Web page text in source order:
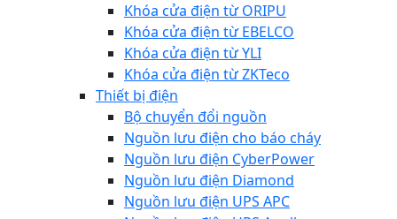
Khóa cửa điện từ ORIPU
Khóa cửa điện từ EBELCO
Khóa cửa điện từ YLI
Khóa cửa điện từ ZKTeco
Thiết bị điện
Bộ chuyển đổi nguồn
Nguồn lưu điện cho báo cháy
Nguồn lưu điện CyberPower
Nguồn lưu điện Diamond
Nguồn lưu điện UPS APC